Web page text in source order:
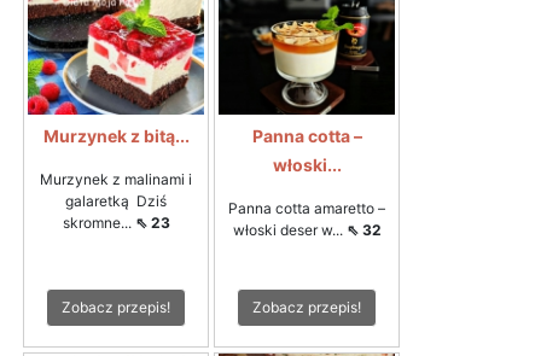
Murzynek z bitą...
Murzynek z malinami i
galaretką Dziś
skromne... ⇖ 23
Zobacz przepis!
Panna cotta –
włoski...
Panna cotta amaretto –
włoski deser w... ⇖ 32
Zobacz przepis!